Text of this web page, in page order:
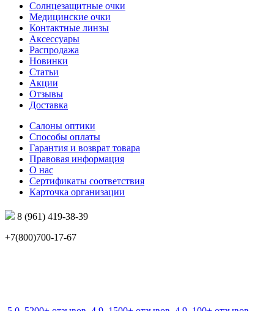
Солнцезащитные очки
Медицинские очки
Контактные линзы
Аксессуары
Распродажа
Новинки
Статьи
Акции
Отзывы
Доставка
Салоны оптики
Способы оплаты
Гарантия и возврат товара
Правовая информация
О нас
Сертификаты соответствия
Карточка организации
8 (961) 419-38-39
+7(800)700-17-67